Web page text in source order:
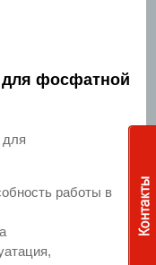
для фосфатной
для
работы в